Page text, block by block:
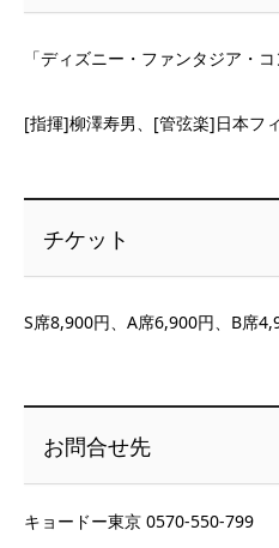
「ディズニー・ファンタジア・コ
[指揮]柳澤寿男、[管弦楽]日本フ
チケット
S席8,900円、A席6,900円、B席
お問合せ先
キョードー東京 0570-550-799